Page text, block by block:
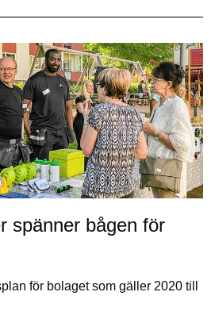
spänner bågen för
för bolaget som gäller 2020 till